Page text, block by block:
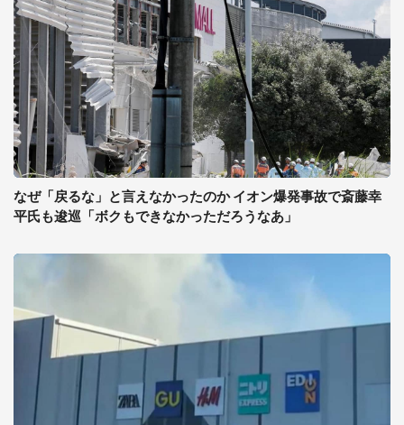
なぜ「戻るな」と言えなかったのか イオン爆発事故で斎藤幸
平氏も逡巡「ボクもできなかっただろうなあ」